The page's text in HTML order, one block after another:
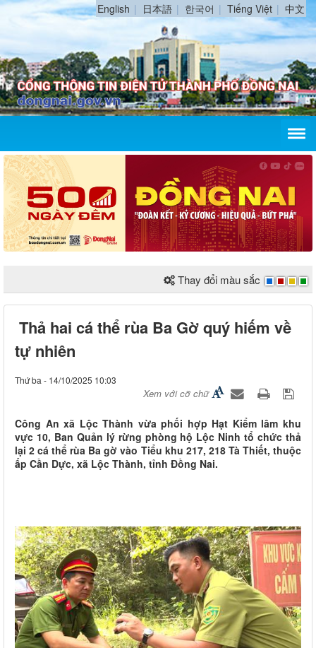
English 日本語 한국어 Tiếng Việt 中文
Thay đổi màu sắc
Thả hai cá thể rùa Ba Gờ quý hiếm về
tự nhiên
Thứ ba - 14/10/2025 10:03
Xem với cỡ chữ
Công An xã Lộc Thành vừa phối hợp Hạt Kiểm lâm khu
vực 10, Ban Quản lý rừng phòng hộ Lộc Ninh tổ chức thả
lại 2 cá thể rùa Ba gờ vào Tiểu khu 217, 218 Tà Thiết, thuộc
ấp Cần Dực, xã Lộc Thành, tỉnh Đồng Nai.